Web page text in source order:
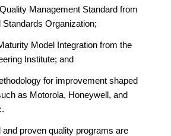
Management Standard from
Standards Organization;
Model Integration from the
Institute; and
for improvement shaped
as Motorola, Honeywell, and
proven quality programs are